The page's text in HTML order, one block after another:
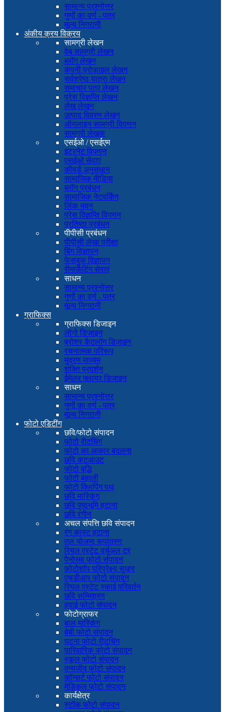
सामान्य प्रश्नोत्तर
गुणों का वर्ण - पत्र
मूल्य निगरानी
अंकीय क्रय विक्रय
सामग्री लेखन
वेब सामग्री लेखन
ब्लॉग लेखन
कंपनी प्रोफाइल लेखन
सर्वश्रेष्ठ यात्रा लेखन
समाचार पत्र लेखन
प्रेस विज्ञप्ति लेखन
लेख लेखन
उत्पाद विवरण लेखन
ऑनलाइन सामग्री विपणन
सामग्री लेखक
एसईओ / एसईएम
इंटरनेट विपणन
एसईओ सेवाएं
कीवर्ड अनुसंधान
सामाजिक मीडिया
ब्लॉग प्रबंधन
सामाजिक नेटवर्किंग
लिंक भवन
प्रेस विज्ञप्ति विपणन
प्रतिष्ठा प्रबंधन
पीपीसी प्रबंधन
पीपीसी लेखा परीक्षा
बिंग विज्ञापन
फेसबुक विज्ञापन
रीमार्केटिंग सेवाएं
साधन
सामान्य प्रश्नोत्तर
गुणों का वर्ण - पत्र
मूल्य निगरानी
ग्राफिक्स
ग्राफिक्स डिजाइन
लोगो डिजाइन
ब्रोशर कैटलॉग डिज़ाइन
रचनात्मक परिरूप
मुद्रण माध्यम
शक्ति प्रदर्शन
ईमेलर फ्लायर डिजाइन
साधन
सामान्य प्रश्नोत्तर
गुणों का वर्ण - पत्र
मूल्य निगरानी
फोटो एडिटींग
छवि/फोटो संपादन
फोटो रीटचिंग
फोटो का आकार बदलना
छवि कटआउट
फोटो वृद्धि
फोटो बहाली
फोटो क्लिपिंग पथ
छवि मास्किंग
छवि पृष्ठभूमि हटाना
छवि रंगीन
अचल संपत्ति छवि संपादन
रंग कास्ट हटाना
तल योजना रूपांतरण
रियल एस्टेट वर्चुअल टूर
पैनोरमा फोटो संपादन
फ़ोटोशॉप परिप्रेक्ष्य सुधार
एचडीआर फोटो संपादन
रियल एस्टेट स्काई परिवर्तन
छवि सम्मिश्रण
हवाई फोटो संपादन
फोटोग्राफर
बाल मास्किंग
बेबी फोटो संपादन
घटना फोटो रीटचिंग
पारिवारिक फोटो संपादन
स्कूल फोटो संपादन
वन्यजीव फोटो संपादन
कॉन्सर्ट फोटो संपादन
मेडिकल फोटो संपादन
कार्यक्षेत्र
स्टॉक फोटो संपादन